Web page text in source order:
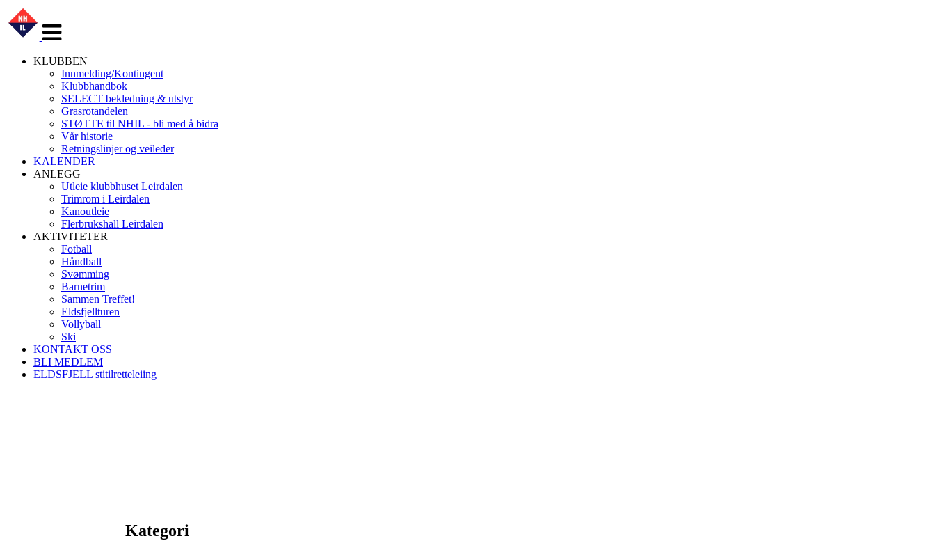
navigasjon
KLUBBEN
Innmelding/Kontingent
Klubbhandbok
SELECT bekledning & utstyr
Grasrotandelen
STØTTE til NHIL - bli med å bidra
Vår historie
Retningslinjer og veileder
KALENDER
ANLEGG
Utleie klubbhuset Leirdalen
Trimrom i Leirdalen
Kanoutleie
Flerbrukshall Leirdalen
AKTIVITETER
Fotball
Håndball
Svømming
Barnetrim
Sammen Treffet!
Eldsfjellturen
Vollyball
Ski
KONTAKT OSS
BLI MEDLEM
ELDSFJELL stitilretteleiing
Kategori